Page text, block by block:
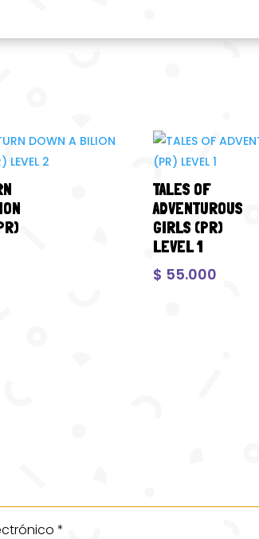
TALES OF
ADVENTUROUS
GIRLS (PR)
LEVEL 1
$ 55.000